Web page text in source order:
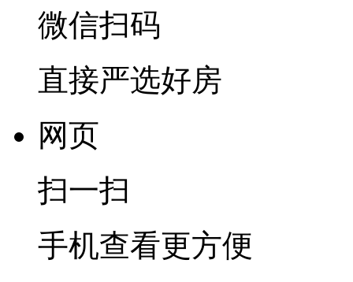
微信扫码
直接严选好房
网页
扫一扫
手机查看更方便